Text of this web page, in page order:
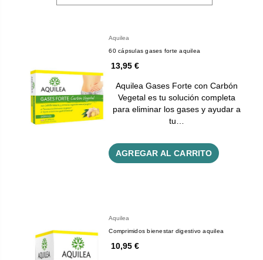
Aquilea
60 cápsulas gases forte aquilea
13,95 €
Aquilea Gases Forte con Carbón
Vegetal es tu solución completa
para eliminar los gases y ayudar a
tu…
AGREGAR AL CARRITO
Aquilea
Comprimidos bienestar digestivo aquilea
10,95 €